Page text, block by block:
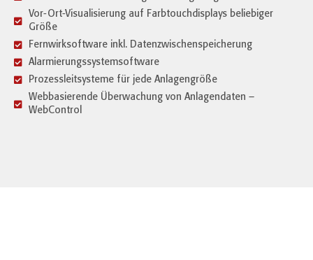
Vor-Ort-Visualisierung auf Farbtouchdisplays beliebiger
Größe
Fernwirksoftware inkl. Datenzwischenspeicherung
Alarmierungssystemsoftware
Prozessleitsysteme für jede Anlagengröße
Webbasierende Überwachung von Anlagendaten –
WebControl